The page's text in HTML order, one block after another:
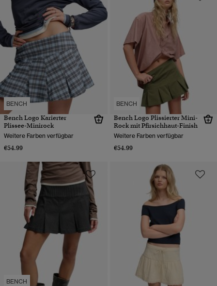
BENCH
Bench Logo Karierter
Plissee-Minirock
Weitere Farben verfügbar
€54.99
BENCH
Bench Logo Plissierter Mini-
Rock mit Pfirsichhaut-Finish
Weitere Farben verfügbar
€54.99
BENCH